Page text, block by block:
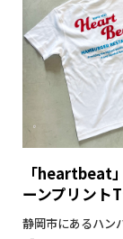
「heartbeat
ーンプリント
静岡市にあるハン